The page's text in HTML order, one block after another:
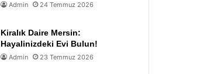
Admin 24 Temmuz 2026
Kiralık Daire Mersin:
Hayalinizdeki Evi Bulun!
Admin 23 Temmuz 2026